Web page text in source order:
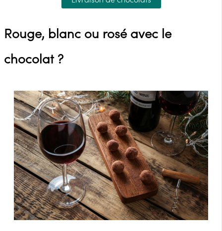
Rouge, blanc ou rosé avec le
chocolat ?